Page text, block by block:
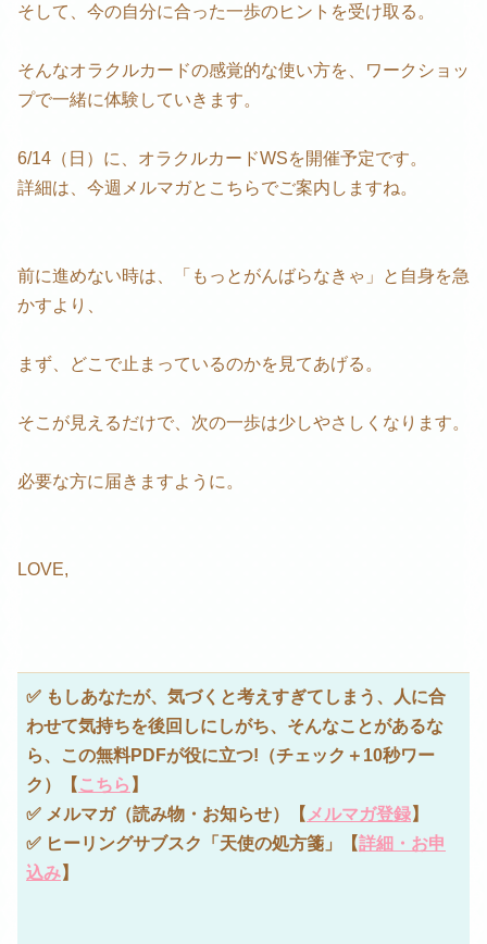
そして、今の自分に合った一歩のヒントを受け取る。
そんなオラクルカードの感覚的な使い方を、ワークショッ
プで一緒に体験していきます。
6/14（日）に、オラクルカードWSを開催予定です。
詳細は、今週メルマガとこちらでご案内しますね。
前に進めない時は、「もっとがんばらなきゃ」と自身を急
かすより、
まず、どこで止まっているのかを見てあげる。
そこが見えるだけで、次の一歩は少しやさしくなります。
必要な方に届きますように。
LOVE,
✅ もしあなたが、気づくと考えすぎてしまう、人に合
わせて気持ちを後回しにしがち、そんなことがあるな
ら、この無料PDFが役に立つ! （チェック＋10秒ワー
ク）【 こちら 】
✅ メルマガ（読み物・お知らせ）【 メルマガ登録】
✅ ヒーリングサブスク「天使の処方箋」【詳細・お申
込み】